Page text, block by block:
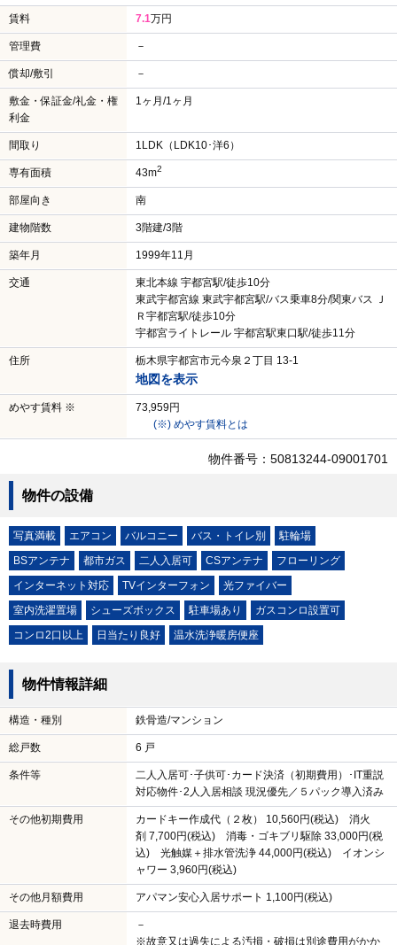
賃料 7.1万円
管理費 －
償却/敷引 －
敷金・保証金/礼金・権
利金
1ヶ月/1ヶ月
間取り 1LDK（LDK10･洋6）
専有面積 43m2
部屋向き 南
建物階数 3階建/3階
築年月 1999年11月
交通
東北本線 宇都宮駅/徒歩10分
東武宇都宮線 東武宇都宮駅/バス乗車8分/関東バス Ｊ
Ｒ宇都宮駅/徒歩10分
宇都宮ライトレール 宇都宮駅東口駅/徒歩11分
住所 栃木県宇都宮市元今泉２丁目 13-1
地図を表示
めやす賃料 ※
73,959円
(※) めやす賃料とは
物件番号：50813244-09001701
物件の設備
写真満載 エアコン バルコニー バス・トイレ別
駐輪場
BSアンテナ
都市ガス 二人入居可 CSアンテナ
フローリング
インターネット対応
TVインターフォン
光ファイバー
室内洗濯置場
シューズボックス 駐車場あり
ガスコンロ設置可
コンロ2口以上
日当たり良好 温水洗浄暖房便座
物件情報詳細
構造・種別 鉄骨造/マンション
総戸数 6 戸
条件等
二人入居可･子供可･カード決済（初期費用）･IT重説
対応物件･2人入居相談 現況優先／５パック導入済み
その他初期費用
カードキー作成代（２枚） 10,560円(税込) 消火
剤 7,700円(税込) 消毒・ゴキブリ駆除 33,000円(税
込) 光触媒＋排水管洗浄 44,000円(税込) イオンシ
ャワー 3,960円(税込)
その他月額費用 アパマン安心入居サポート 1,100円(税込)
退去時費用
－
※故意又は過失による汚損・破損は別途費用がかか